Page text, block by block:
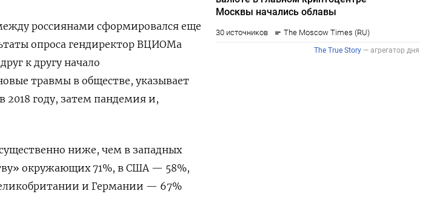
россиянами сформировался еще
опроса гендиректор ВЦИОМа
к другу начало
травмы в обществе, указывает
2018 году, затем пандемия и,
ниже, чем в западных
окружающих 71%, в США — 58%,
и Германии — 67%